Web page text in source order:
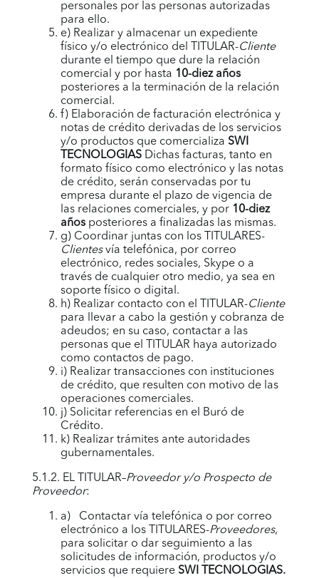
personales por las personas autorizadas
para ello.
e) Realizar y almacenar un expediente
físico y/o electrónico del TITULAR-Cliente
durante el tiempo que dure la relación
comercial y por hasta 10-diez años
posteriores a la terminación de la relación
comercial.
f) Elaboración de facturación electrónica y
notas de crédito derivadas de los servicios
y/o productos que comercializa SWI
TECNOLOGIAS Dichas facturas, tanto en
formato físico como electrónico y las notas
de crédito, serán conservadas por tu
empresa durante el plazo de vigencia de
las relaciones comerciales, y por 10-diez
añosposteriores a finalizadas las mismas.
g) Coordinar juntas con los TITULARES-
Clientesvía telefónica, por correo
electrónico, redes sociales, Skype o a
través de cualquier otro medio, ya sea en
soporte físico o digital.
h) Realizar contacto con el TITULAR-Cliente
para llevar a cabo la gestión y cobranza de
adeudos; en su caso, contactar a las
personas que el TITULAR haya autorizado
como contactos de pago.
i) Realizar transacciones con instituciones
de crédito, que resulten con motivo de las
operaciones comerciales.
j) Solicitar referencias en el Buró de
Crédito.
k) Realizar trámites ante autoridades
gubernamentales.
5.1.2. EL TITULAR–Proveedor y/o Prospecto de
Proveedor:
a) Contactar vía telefónica o por correo
electrónico a los TITULARES-Proveedores,
para solicitar o dar seguimiento a las
solicitudes de información, productos y/o
servicios que requiere SWI TECNOLOGIAS.